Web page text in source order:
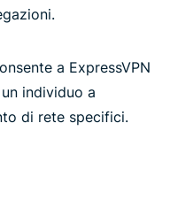
a ExpressVPN
individuo a
di rete specifici.